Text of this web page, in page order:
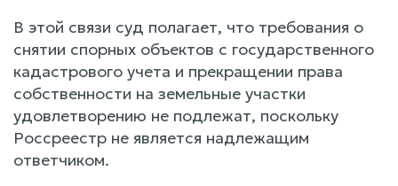
В этой связи суд полагает, что требования о
снятии спорных объектов с государственного
кадастрового учета и прекращении права
собственности на земельные участки
удовлетворению не подлежат, поскольку
Россреестр не является надлежащим
ответчиком.